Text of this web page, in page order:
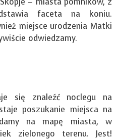
faceta na koniu.
miejsce urodzenia Matki
odwiedzamy.
znaleźć noclegu na
poszukanie miejsca na
na mapę miasta, w
zielonego terenu. Jest!